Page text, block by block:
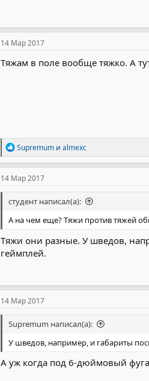
14 Мар 2017
Тяжам в поле вообще тяжко. А
Р
е
а
к
и
Supremum и almexc
14 Мар 2017
студент написал(а):
А на чем еще? Тяжи против тяжей
Тяжи они разные. У шведов,
геймплей.
14 Мар 2017
Supremum написал(а):
У шведов, например, и габариты
А уж когда под 6-дюймовый